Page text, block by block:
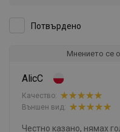
Потвърдено
Мнението се
AlicC
Качество:
Външен вид:
Честно казано, нямах